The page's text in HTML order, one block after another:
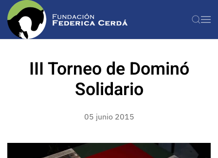
Ir al contenido principal
III Torneo de Dominó
Solidario
05 junio 2015